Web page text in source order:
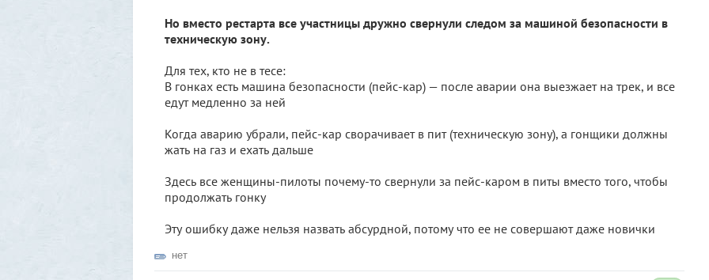
Но вместо рестарта все участницы дружно свернули следом за машиной безопасности в
техническую зону.
Для тех, кто не в тесе:
В гонках есть машина безопасности (пейс-кар) — после аварии она выезжает на трек, и все
едут медленно за ней
Когда аварию убрали, пейс-кар сворачивает в пит (техническую зону), а гонщики должны
жать на газ и ехать дальше
Здесь все женщины-пилоты почему-то свернули за пейс-каром в питы вместо того, чтобы
продолжать гонку
Эту ошибку даже нельзя назвать абсурдной, потому что ее не совершают даже новички
нет